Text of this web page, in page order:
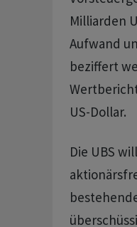
Milliarden
Aufwand
beziffert
US-Dollar.
Die UBS